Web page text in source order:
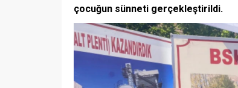
çocuğun sünneti gerçekleştirildi.